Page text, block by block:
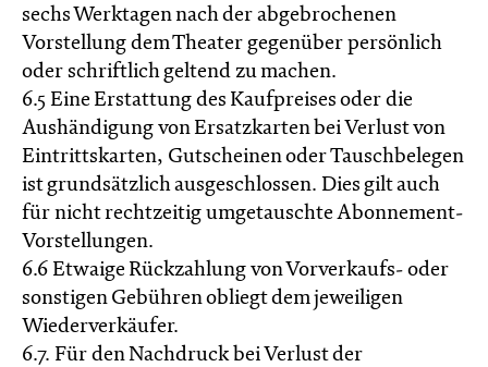
sechs Werktagen nach der abgebrochenen
Vorstellung dem Theater gegenüber persönlich
oder schriftlich geltend zu machen.
6.5 Eine Erstattung des Kaufpreises oder die
Aushändigung von Ersatzkarten bei Verlust von
Eintrittskarten, Gutscheinen oder Tauschbelegen
ist grundsätzlich ausgeschlossen. Dies gilt auch
für nicht rechtzeitig umgetauschte Abonnement-
Vorstellungen.
6.6 Etwaige Rückzahlung von Vorverkaufs- oder
sonstigen Gebühren obliegt dem jeweiligen
Wiederverkäufer.
6.7. Für den Nachdruck bei Verlust der